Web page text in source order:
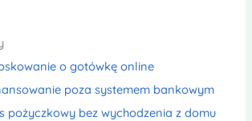
o gotówkę online
poza systemem bankowym
pożyczkowy bez wychodzenia z domu